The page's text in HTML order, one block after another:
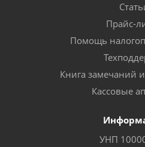
Прайс-
Помощь
Книга замечаний
Кассовые
УНП